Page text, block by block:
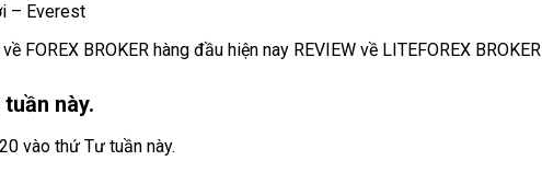
– Everest
FOREX BROKER hàng đầu hiện nay REVIEW về LITEFOREX BROKER
này.
vào thứ Tư tuần này.